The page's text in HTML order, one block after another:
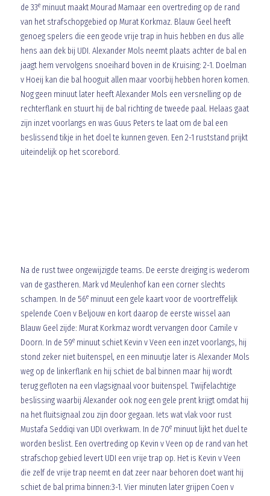
de 33eminuut maakt Mourad Mamaar een overtreding op de rand
van het strafschopgebied op Murat Korkmaz. Blauw Geel heeft
genoeg spelers die een geode vrije trap in huis hebben en dus alle
hens aan dek bij UDI. Alexander Mols neemt plaats achter de bal en
jaagt hem vervolgens snoeihard boven in de Kruising: 2-1. Doelman
v Hoeij kan die bal hooguit allen maar voorbij hebben horen komen.
Nog geen minuut later heeft Alexander Mols een versnelling op de
rechterflank en stuurt hij de bal richting de tweede paal. Helaas gaat
zijn inzet voorlangs en was Guus Peters te laat om de bal een
beslissend tikje in het doel te kunnen geven. Een 2-1 ruststand prijkt
uiteindelijk op het scorebord.
Na de rust twee ongewijzigde teams. De eerste dreiging is wederom
van de gastheren. Mark vd Meulenhof kan een corner slechts
schampen. In de 56eminuut een gele kaart voor de voortreffelijk
spelende Coen v Beljouw en kort daarop de eerste wissel aan
Blauw Geel zijde: Murat Korkmaz wordt vervangen door Camile v
Doorn. In de 59eminuut schiet Kevin v Veen een inzet voorlangs, hij
stond zeker niet buitenspel, en een minuutje later is Alexander Mols
weg op de linkerflank en hij schiet de bal binnen maar hij wordt
terug gefloten na een vlagsignaal voor buitenspel. Twijfelachtige
beslissing waarbij Alexander ook nog een gele prent krijgt omdat hij
na het fluitsignaal zou zijn door gegaan. Iets wat vlak voor rust
Mustafa Seddiqi van UDI overkwam. In de 70eminuut lijkt het duel te
worden beslist. Een overtreding op Kevin v Veen op de rand van het
strafschop gebied levert UDI een vrije trap op. Het is Kevin v Veen
die zelf de vrije trap neemt en dat zeer naar behoren doet want hij
schiet de bal prima binnen:3-1. Vier minuten later grijpen Coen v